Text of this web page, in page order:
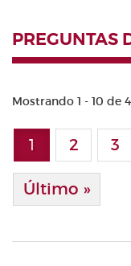
PREGUNTAS
Mostrando 1 - 10 de
Página actual
1 Page
2 3
Última Página
Último »